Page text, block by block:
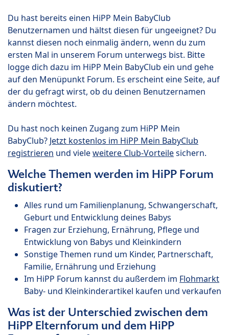
Du hast bereits einen HiPP Mein BabyClub
Benutzernamen und hältst diesen für ungeeignet? Du
kannst diesen noch einmalig ändern, wenn du zum
ersten Mal in unserem Forum unterwegs bist. Bitte
logge dich dazu im HiPP Mein BabyClub ein und gehe
auf den Menüpunkt Forum. Es erscheint eine Seite, auf
der du gefragt wirst, ob du deinen Benutzernamen
ändern möchtest.
Du hast noch keinen Zugang zum HiPP Mein
BabyClub? Jetzt kostenlos im HiPP Mein BabyClub
registrieren und vieleweitere Club-Vorteilesichern.
Welche Themen werden im HiPP Forum
diskutiert?
Alles rund um Familienplanung, Schwangerschaft,
Geburt und Entwicklung deines Babys
Fragen zur Erziehung, Ernährung, Pflege und
Entwicklung von Babys und Kleinkindern
Sonstige Themen rund um Kinder, Partnerschaft,
Familie, Ernährung und Erziehung
Im HiPP Forum kannst du außerdem im Flohmarkt
Baby- und Kleinkinderartikel kaufen und verkaufen
Was ist der Unterschied zwischen dem
HiPP Elternforum und dem HiPP